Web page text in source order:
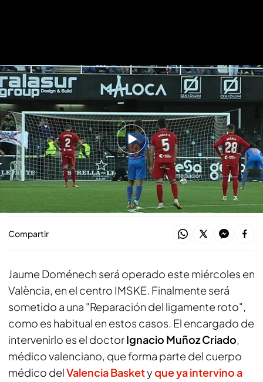
El doctor que ya operó a Cillessen,
será el encargado de reparar el
ligamento de Jaume
(Mediaset) Jaume abre el debate a porta gayola: "Me puse de rodillas ante
Messi y se lo paré, y este casi"
David Torres
13 SEP 2022 - 15:00h.
Compartir
Jaume Doménech será operado este miércoles en
València, en el centro IMSKE. Finalmente será
sometido a una "Reparación del ligamente roto",
como es habitual en estos casos. El encargado de
intervenirlo es el doctorIgnacio Muñoz Criado,
médico valenciano, que forma parte del cuerpo
médico delValencia Basketyque ya intervino a